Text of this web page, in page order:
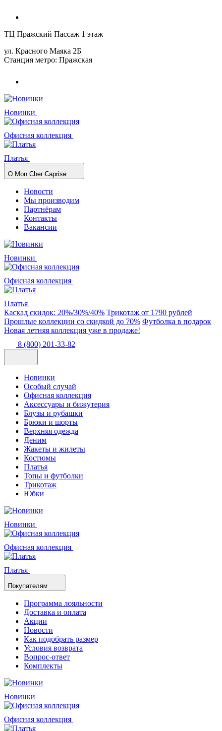
ТЦ Пражский Пассаж 1 этаж
ул. Красного Маяка 2Б
Станция метро: Пражская
Новинки
Офисная коллекция
Платья
О Mon Cher Caprise
Новости
Мы производим
Партнёрам
Контакты
Вакансии
Новинки
Офисная коллекция
Платья
Каскад скидок: 20%/30%/40% Трикотаж от 1790 рублей
Прошлые коллекции со скидкой до 70% Футболка в подарок
Новая летняя коллекция уже в продаже!
8 (800) 201-33-82
Новинки
Особый случай
Офисная коллекция
Аксессуары и бижутерия
Блузы и рубашки
Брюки и шорты
Верхняя одежда
Деним
Жакеты и жилеты
Костюмы
Платья
Топы и футболки
Трикотаж
Юбки
Новинки
Офисная коллекция
Платья
Покупателям
Программа лояльности
Доставка и оплата
Акции
Новости
Как подобрать размер
Условия возврата
Вопрос-ответ
Комплекты
Новинки
Офисная коллекция